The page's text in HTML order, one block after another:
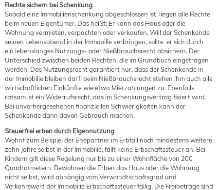
Rechte sichern bei Schenkung
Sobald eine Immobilienschenkung abgeschlossen ist, liegen alle Rechte
beim neuen Eigentümer. Das heißt: Er kann das Haus oder die
Wohnung vermieten, verpachten oder verkaufen. Will der Schenkende
seinen Lebensabend in der Immobilie verbringen, sollte er sich durch
ein lebenslanges Nutzungs- oder Nießbrauchsrecht absichern. Der
Unterschied zwischen beiden Rechten, die im Grundbuch eingetragen
werden: Das Nutzungsrecht garantiert nur, dass der Schenkende in
der Immobilie bleiben darf; beim Nießbrauchsrecht stehen ihm auch alle
wirtschaftlichen Einkünfte wie etwa Mietzahlungen zu. Ebenfalls
ratsam ist ein Widerrufsrecht, das im Schenkungsvertrag fixiert wird.
Bei unvorhergesehenen finanziellen Schwierigkeiten kann der
Schenkende dann davon Gebrauch machen.
Steuerfrei erben durch Eigennutzung
Wohnt zum Beispiel der Ehepartner im Erbfall noch mindestens weitere
zehn Jahre selbst in der Immobilie, fällt keine Erbschaftssteuer an. Bei
Kindern gilt diese Regelung nur bis zu einer Wohnfläche von 200
Quadratmetern. Bewohnen die Erben das Haus oder die Wohnung
nicht selbst, wird abhängig vom Verwandtschaftsgrad und
Verkehrswert der Immobilie Erbschaftssteuer fällig. Die Freibeträge sind